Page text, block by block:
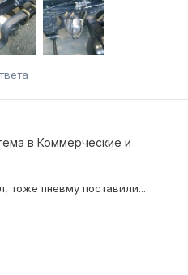
в Коммерческие и
тоже пневму поставили...